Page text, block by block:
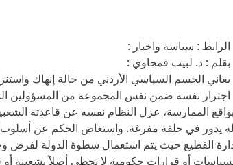
الرابط : سياسة واخبار :
بقلم : د. لبيب قمحاوي :
يعاني الجسم السياسي الأردني من حالة إنهاك
اجترار نفسه ضمن نفس المجموعة من المسؤولين
الممارسة، عزل النظام نفسه عن قاعدته
يدور في حلقة مفرغة. واستعاض الحكم عن أسلوب
القطيع حيث يتم استعمال سطوة الدولة لفرض
أو قرارات حكومية لا تحظى أصلاً بشعبية